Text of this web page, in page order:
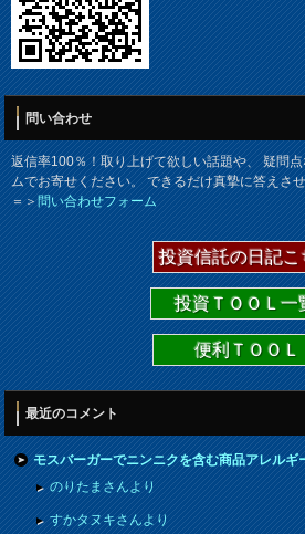
問い合わせ
返信率100％！取り上げて欲しい話題や、 疑問
ムでお寄せください。 できるだけ真摯に答えさ
＝＞問い合わせフォーム
投資信託の日記こ
投資ＴＯＯＬ
便利ＴＯＯ
最近のコメント
モスバーガーでニンニクを含む商品アレルギ
のりたまさんより
すかタヌキさんより